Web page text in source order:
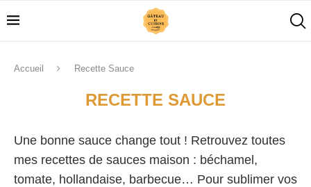
Accueil Recette Sauce
RECETTE SAUCE
Une bonne sauce change tout ! Retrouvez toutes
mes recettes de sauces maison : béchamel,
tomate, hollandaise, barbecue… Pour sublimer vos